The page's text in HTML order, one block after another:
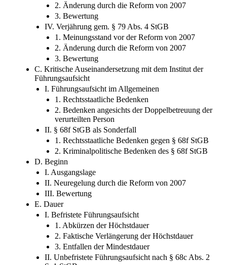
2. Änderung durch die Reform von 2007
3. Bewertung
IV. Verjährung gem. § 79 Abs. 4 StGB
1. Meinungsstand vor der Reform von 2007
2. Änderung durch die Reform von 2007
3. Bewertung
C. Kritische Auseinandersetzung mit dem Institut der
Führungsaufsicht
I. Führungsaufsicht im Allgemeinen
1. Rechtsstaatliche Bedenken
2. Bedenken angesichts der Doppelbetreuung der
verurteilten Person
II. § 68f StGB als Sonderfall
1. Rechtsstaatliche Bedenken gegen § 68f StGB
2. Kriminalpolitische Bedenken des § 68f StGB
D. Beginn
I. Ausgangslage
II. Neuregelung durch die Reform von 2007
III. Bewertung
E. Dauer
I. Befristete Führungsaufsicht
1. Abkürzen der Höchstdauer
2. Faktische Verlängerung der Höchstdauer
3. Entfallen der Mindestdauer
II. Unbefristete Führungsaufsicht nach § 68c Abs. 2